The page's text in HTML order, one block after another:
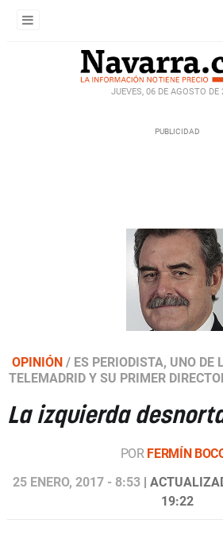
JUEVES, 06 DE AGOSTO DE
OPINIÓN / ES PERIODISTA, UNO DE
TELEMADRID Y SU PRIMER
La izquierda
POR FERMÍN
25 ENERO, 2017 - 8:53|
19:22